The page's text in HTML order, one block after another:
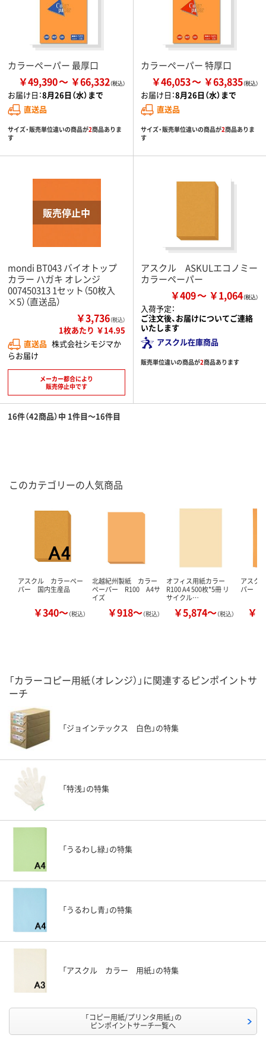
カラーペーパー 最厚口
￥49,390 ￥66,332
お届け日：8月26日（水）まで
直送品
サイズ・販売単位違いの商品が2商品ありま
す
カラーペーパー 特厚口
￥46,053 ￥63,835
お届け日：8月26日（水）まで
直送品
サイズ・販売単位違いの商品が2商品ありま
す
mondi BT043 バイオトップ
カラー ハガキ オレンジ
007450313 1セット（50枚入
×5）（直送品）
￥3,736（税込）
1枚あたり ￥14.95
直送品 株式会社シモジマか
らお届け
メーカー都合により
販売停止中です
アスクル ASKULエコノミー
カラーペーパー
￥409 ￥1,064
入荷予定：
ご注文後、お届けについてご連絡
いたします
アスクル在庫商品
販売単位違いの商品が2商品あります
16件（42商品）中 1件目～16件目
このカテゴリーの人気商品
アスクル カラーペー
パー 国内生産品
￥340～（税込）
北越紀州製紙 カラー
ペーパー R100 A4サ
イズ
￥918～（税込）
オフィス用紙カラー
R100 A4 500枚*5冊 リ
サイクル…
￥5,874～（税込）
アスク
パー
￥
「カラーコピー用紙（オレンジ）」に関連するピンポイントサ
ーチ
「ジョインテックス 白色」の特集
「特浅」の特集
「うるわし緑」の特集
「うるわし青」の特集
「アスクル カラー 用紙」の特集
「コピー用紙/プリンタ用紙」の
ピンポイントサーチ一覧へ